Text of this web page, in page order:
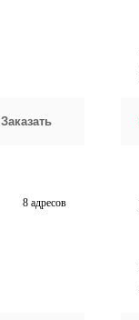
Заказать
8 адресов